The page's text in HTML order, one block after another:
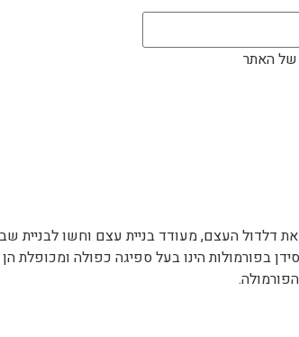
של האתר
את דלדול העצם, מעודד בניית עצם וחשו לבניית
בפורמולות הינו בעל ספיגה כפולה ומכופלת